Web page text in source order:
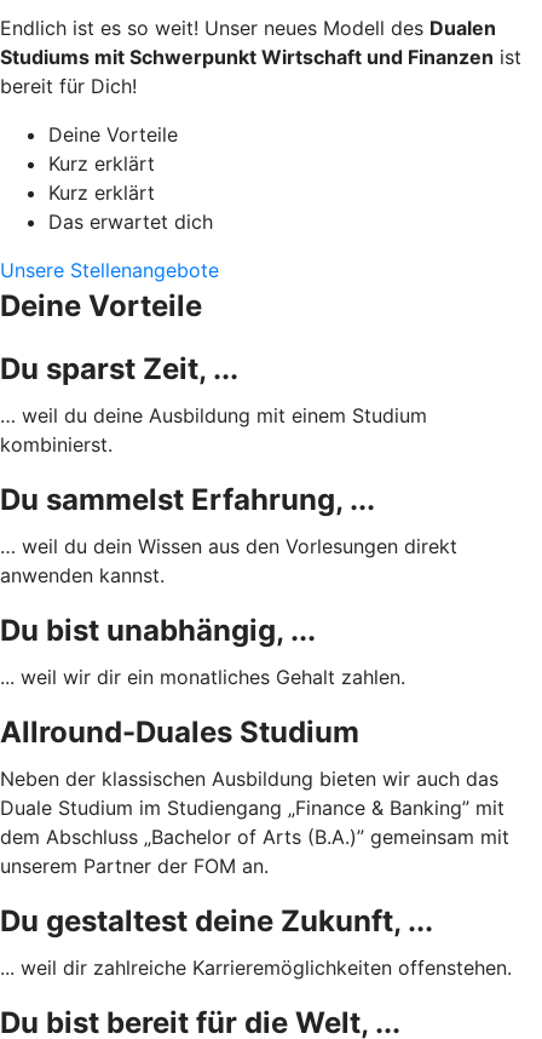
Endlich ist es so weit! Unser neues Modell des Dualen
Studiums mit Schwerpunkt Wirtschaft und Finanzen ist
bereit für Dich!
Deine Vorteile
Kurz erklärt
Kurz erklärt
Das erwartet dich
Unsere Stellenangebote
Deine Vorteile
Du sparst Zeit, ...
… weil du deine Ausbildung mit einem Studium
kombinierst.
Du sammelst Erfahrung, ...
… weil du dein Wissen aus den Vorlesungen direkt
anwenden kannst.
Du bist unabhängig, ...
... weil wir dir ein monatliches Gehalt zahlen.
Allround-Duales Studium
Neben der klassischen Ausbildung bieten wir auch das
Duale Studium im Studiengang „Finance & Banking” mit
dem Abschluss „Bachelor of Arts (B.A.)” gemeinsam mit
unserem Partner der FOM an.
Du gestaltest deine Zukunft, ...
... weil dir zahlreiche Karrieremöglichkeiten offenstehen.
Du bist bereit für die Welt, ...